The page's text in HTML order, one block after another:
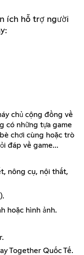
ích hỗ trợ người
chủ cộng đồng về
có những tựa game
chơi cùng hoặc trò
đáp về game...
nông cụ, nội thất,
hoặc hình ảnh.
Together Quốc Tế.